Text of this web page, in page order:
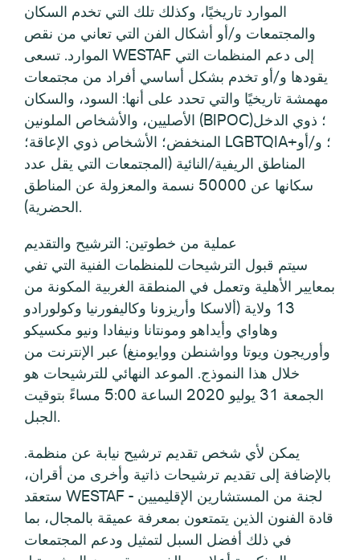
الموارد تاريخيًا، وكذلك تلك التي تخدم السكان
والمجتمعات و/أو أشكال الفن التي تعاني من نقص
الموارد. تسعى WESTAF إلى دعم المنظمات التي
يقودها و/أو تخدم بشكل أساسي أفراد من مجتمعات
مهمشة تاريخيًا والتي تحدد على أنها: السود، والسكان
الأصليين، والأشخاص الملونين (BIPOC)؛ ذوي الدخل
المنخفض؛ الأشخاص ذوي الإعاقة؛ LGBTQIA+؛ و/أو
المناطق الريفية/النائية (المجتمعات التي يقل عدد
سكانها عن 50000 نسمة والمعزولة عن المناطق
الحضرية).
عملية من خطوتين: الترشيح والتقديم
سيتم قبول الترشيحات للمنظمات الفنية التي تفي
بمعايير الأهلية وتعمل في المنطقة الغربية المكونة من
13 ولاية (ألاسكا وأريزونا وكاليفورنيا وكولورادو
وهاواي وأيداهو ومونتانا ونيفادا ونيو مكسيكو
وأوريجون ويوتا وواشنطن ووايومنغ) عبر الإنترنت من
خلال هذا النموذج. الموعد النهائي للترشيحات هو
الجمعة 31 يوليو 2020 الساعة 5:00 مساءً بتوقيت
الجبل.
يمكن لأي شخص تقديم ترشيح نيابة عن منظمة.
بالإضافة إلى تقديم ترشيحات ذاتية وأخرى من أقران،
ستعقد WESTAF لجنة من المستشارين الإقليميين -
قادة الفنون الذين يتمتعون بمعرفة عميقة بالمجال، بما
في ذلك أفضل السبل لتمثيل ودعم المجتمعات